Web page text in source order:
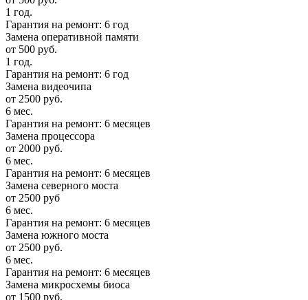
1 год.
Гарантия на ремонт: 6 год
Замена оперативной памяти
от 500 руб.
1 год.
Гарантия на ремонт: 6 год
Замена видеочипа
от 2500 руб.
6 мес.
Гарантия на ремонт: 6 месяцев
Замена процессора
от 2000 руб.
6 мес.
Гарантия на ремонт: 6 месяцев
Замена северного моста
от 2500 руб
6 мес.
Гарантия на ремонт: 6 месяцев
Замена южного моста
от 2500 руб.
6 мес.
Гарантия на ремонт: 6 месяцев
Замена микросхемы биоса
от 1500 руб.